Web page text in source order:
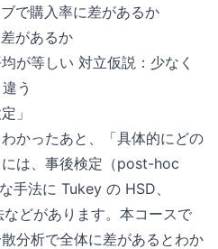
で購入率に差があるか
があるか
が等しい 対立仮説：少なく
う
」
かったあと、「具体的にどの
は、事後検定（post-hoc
手法に Tukey の HSD、
どがあります。本コースで
分析で全体に差があるとわか